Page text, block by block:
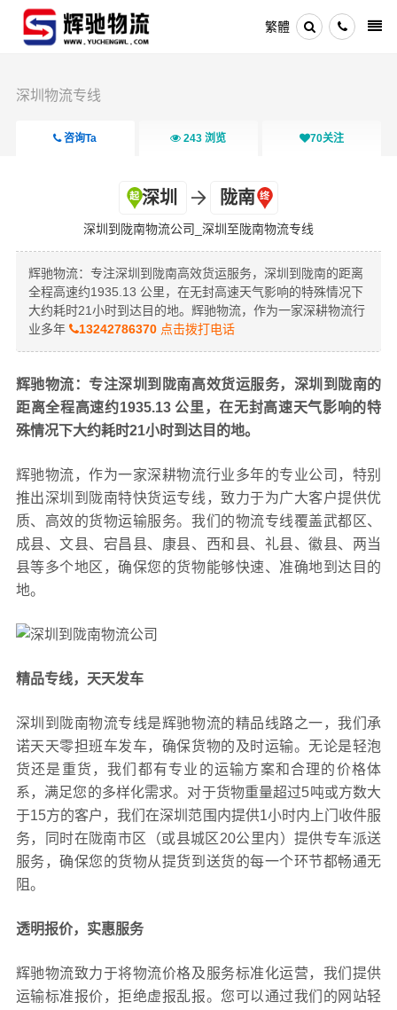
繁體
深圳物流专线
咨询Ta 243 浏览 70关注
深圳 陇南
深圳到陇南物流公司_深圳至陇南物流专线
辉驰物流：专注深圳到陇南高效货运服务，深圳到陇南的距离
全程高速约1935.13 公里，在无封高速天气影响的特殊情况下
大约耗时21小时到达目的地。辉驰物流，作为一家深耕物流行
业多年
13242786370点击拨打电话
辉驰物流：专注深圳到陇南高效货运服务，深圳到陇南的
距离全程高速约1935.13 公里，在无封高速天气影响的特
殊情况下大约耗时21小时到达目的地。
辉驰物流，作为一家深耕物流行业多年的专业公司，特别
推出深圳到陇南特快货运专线，致力于为广大客户提供优
质、高效的货物运输服务。我们的物流专线覆盖武都区、
成县、文县、宕昌县、康县、西和县、礼县、徽县、两当
县等多个地区，确保您的货物能够快速、准确地到达目的
地。
精品专线，天天发车
深圳到陇南物流专线是辉驰物流的精品线路之一，我们承
诺天天零担班车发车，确保货物的及时运输。无论是轻泡
货还是重货，我们都有专业的运输方案和合理的价格体
系，满足您的多样化需求。对于货物重量超过5吨或方数大
于15方的客户，我们在深圳范围内提供1小时内上门收件服
务，同时在陇南市区（或县城区20公里内）提供专车派送
服务，确保您的货物从提货到送货的每一个环节都畅通无
阻。
透明报价，实惠服务
辉驰物流致力于将物流价格及服务标准化运营，我们提供
运输标准报价，拒绝虚报乱报。您可以通过我们的网站轻